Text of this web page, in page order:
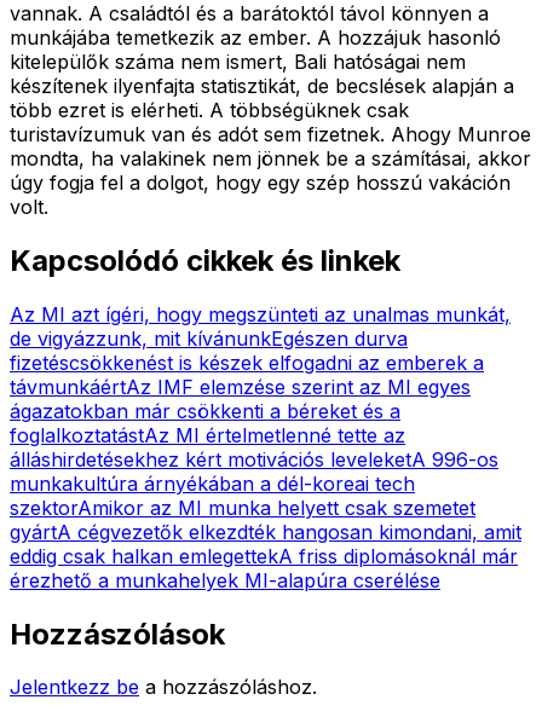
vannak. A családtól és a barátoktól távol könnyen a
munkájába temetkezik az ember. A hozzájuk hasonló
kitelepülők száma nem ismert, Bali hatóságai nem
készítenek ilyenfajta statisztikát, de becslések alapján a
több ezret is elérheti. A többségüknek csak
turistavízumuk van és adót sem fizetnek. Ahogy Munroe
mondta, ha valakinek nem jönnek be a számításai, akkor
úgy fogja fel a dolgot, hogy egy szép hosszú vakáción
volt.
Kapcsolódó cikkek és linkek
Az MI azt ígéri, hogy megszünteti az unalmas munkát,
de vigyázzunk, mit kívánunkEgészen durva
fizetéscsökkenést is készek elfogadni az emberek a
távmunkáértAz IMF elemzése szerint az MI egyes
ágazatokban már csökkenti a béreket és a
foglalkoztatástAz MI értelmetlenné tette az
álláshirdetésekhez kért motivációs leveleketA 996-os
munkakultúra árnyékában a dél-koreai tech
szektorAmikor az MI munka helyett csak szemetet
gyártA cégvezetők elkezdték hangosan kimondani, amit
eddig csak halkan emlegettekA friss diplomásoknál már
érezhető a munkahelyek MI-alapúra cserélése
Hozzászólások
Jelentkezz be a hozzászóláshoz.